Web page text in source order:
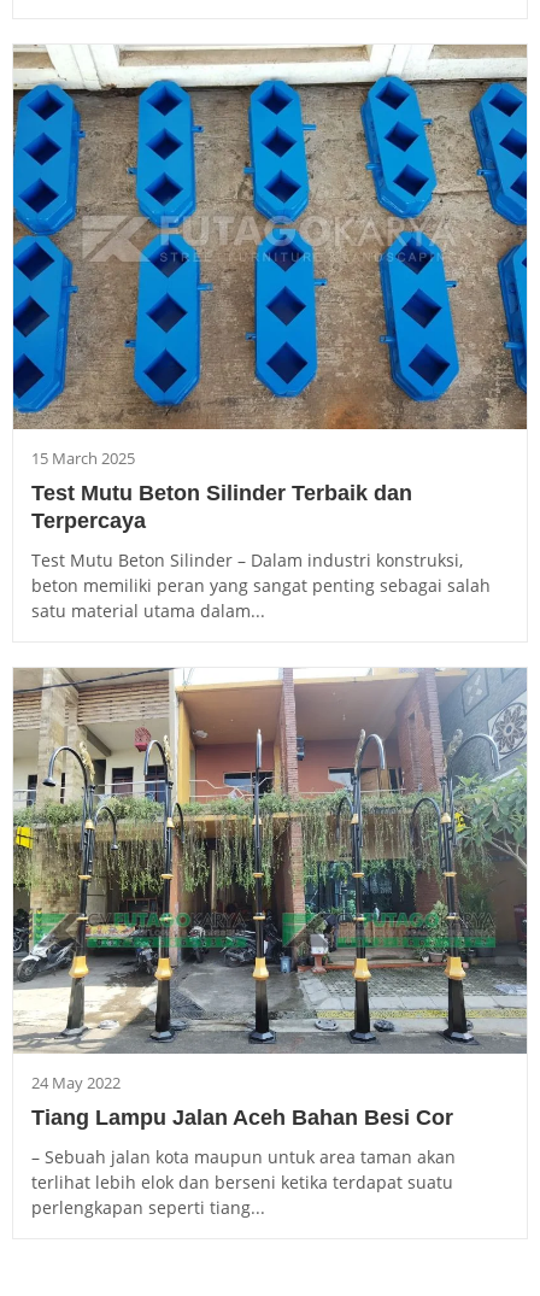
15 March 2025
Test Mutu Beton Silinder Terbaik dan
Terpercaya
Test Mutu Beton Silinder – Dalam industri konstruksi,
beton memiliki peran yang sangat penting sebagai salah
satu material utama dalam...
24 May 2022
Tiang Lampu Jalan Aceh Bahan Besi Cor
– Sebuah jalan kota maupun untuk area taman akan
terlihat lebih elok dan berseni ketika terdapat suatu
perlengkapan seperti tiang...